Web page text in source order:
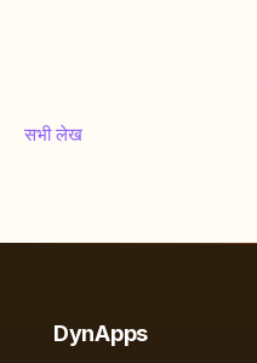
सभी लेख
DynApps